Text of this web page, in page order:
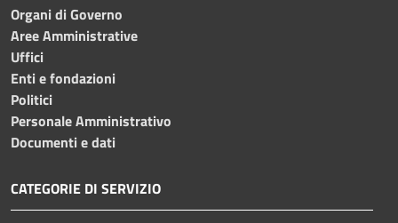
Organi di Governo
Aree Amministrative
Uffici
Enti e fondazioni
Politici
Personale Amministrativo
Documenti e dati
CATEGORIE DI SERVIZIO